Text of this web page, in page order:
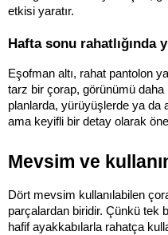
etkisi yaratır.
Hafta sonu rahatlığında
Eşofman altı, rahat pantolon
tarz bir çorap, görünümü daha
planlarda, yürüyüşlerde ya da
ama keyifli bir detay olarak
Mevsim ve
Dört mevsim kullanılabilen
parçalardan biridir. Çünkü tek
hafif ayakkabılarla rahatça